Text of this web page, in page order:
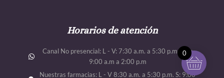
Horarios de atención
Canal No presencial: L - V: 7:30 a.m. a 5:30 p.m. Sab:
9:00 a.m a 2:00 p.m
Nuestras farmacias: L - V 8:30 a.m. a 5:30 p.m. S: 9:00
0